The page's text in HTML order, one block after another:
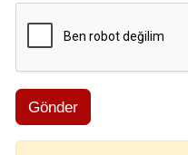
Gönder